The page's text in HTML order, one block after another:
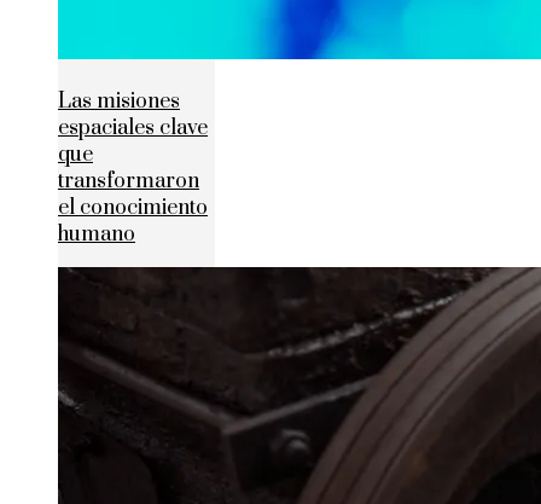
Las misiones
espaciales clave
que
transformaron
el conocimiento
humano